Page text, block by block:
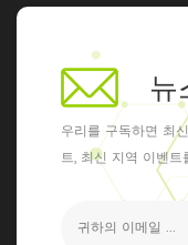
뉴
우리를 구독하면 최
트, 최신 지역 이벤